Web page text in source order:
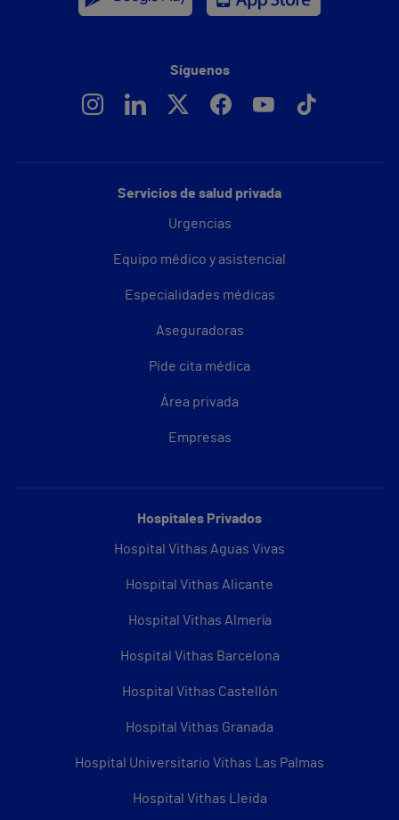
Servicios de salud privada
Urgencias
Equipo médico y asistencial
Especialidades médicas
Aseguradoras
Pide cita médica
Área privada
Empresas
Hospitales Privados
Hospital Vithas Aguas Vivas
Hospital Vithas Alicante
Hospital Vithas Almería
Hospital Vithas Barcelona
Hospital Vithas Castellón
Hospital Vithas Granada
Hospital Universitario Vithas Las Palmas
Hospital Vithas Lleida
Síguenos